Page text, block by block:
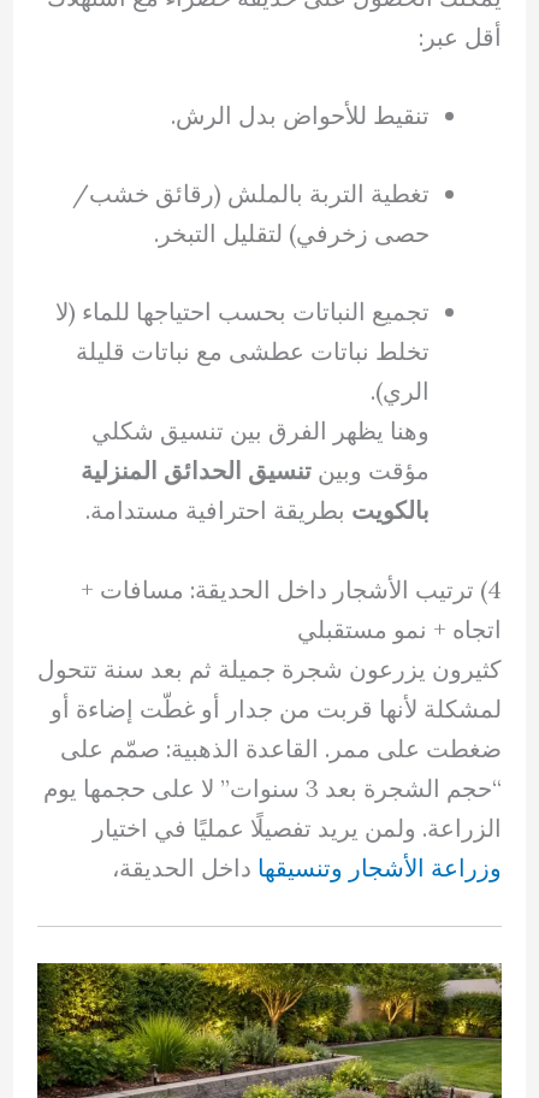
أقل عبر:
تنقيط للأحواض بدل الرش.
تغطية التربة بالملش (رقائق خشب/
حصى زخرفي) لتقليل التبخر.
تجميع النباتات بحسب احتياجها للماء (لا
تخلط نباتات عطشى مع نباتات قليلة
الري).
وهنا يظهر الفرق بين تنسيق شكلي
مؤقت وبينتنسيق الحدائق المنزلية
بالكويت بطريقة احترافية مستدامة.
4) ترتيب الأشجار داخل الحديقة: مسافات +
اتجاه + نمو مستقبلي
كثيرون يزرعون شجرة جميلة ثم بعد سنة تتحول
لمشكلة لأنها قربت من جدار أو غطّت إضاءة أو
ضغطت على ممر. القاعدة الذهبية: صمّم على
“حجم الشجرة بعد 3 سنوات” لا على حجمها يوم
الزراعة. ولمن يريد تفصيلًا عمليًا في اختيار
وزراعة الأشجار وتنسيقها داخل الحديقة،